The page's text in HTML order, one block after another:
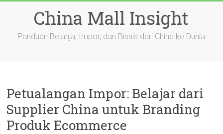
China Mall Insight
Panduan Belanja, Impor, dan Bisnis dari China ke Dunia
Petualangan Impor: Belajar dari
Supplier China untuk Branding
Produk Ecommerce